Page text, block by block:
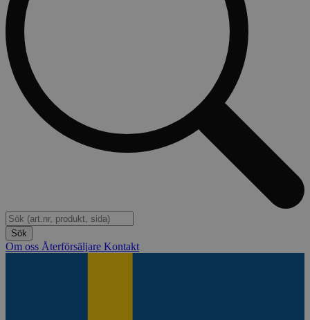
Om oss Återförsäljare Kontakt